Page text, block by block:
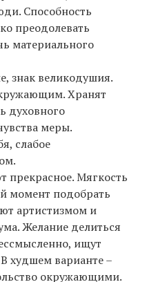
Способность
преодолевать
материального
знак великодушия.
Хранят
духовного
меры.
слабое
прекрасное. Мягкость
момент подобрать
артистизмом и
Желание делиться
ищут
худшем варианте –
окружающими.